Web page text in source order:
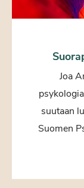
Joa
suutaan
Suomen